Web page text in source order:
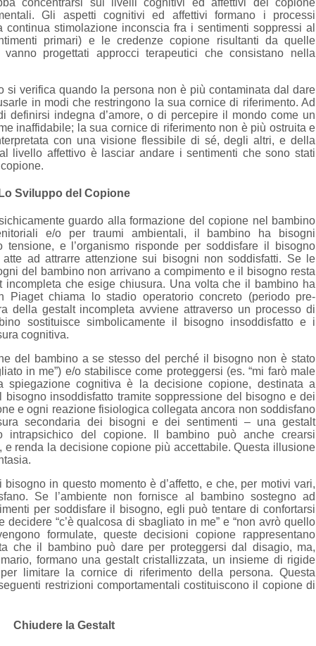
Gli aspetti cognitivi ed affettivi formano i processi
stimolazione inconscia fra i sentimenti soppressi al
primari) e le credenze copione risultanti da quelle
progettati approcci terapeutici che consistano nella
si verifica quando la persona non è più contaminata dal dare
in modi che restringono la sua cornice di riferimento. Ad
definirsi indegna d’amore, o di percepire il mondo come un
inaffidabile; la sua cornice di riferimento non è più ostruita e
con una visione flessibile di sé, degli altri, e della
livello affettivo è lasciar andare i sentimenti che sono stati
Lo Sviluppo del Copione
guardo alla formazione del copione nel bambino
e/o per traumi ambientali, il bambino ha bisogni
tensione, e l’organismo risponde per soddisfare il bisogno
atte ad attrarre attenzione sui bisogni non soddisfatti. Se le
del bambino non arrivano a compimento e il bisogno resta
incompleta che esige chiusura. Una volta che il bambino ha
Piaget chiama lo stadio operatorio concreto (periodo pre-
della gestalt incompleta avviene attraverso un processo di
sostituisce simbolicamente il bisogno insoddisfatto e i
cognitiva.
del bambino a se stesso del perché il bisogno non è stato
in me”) e/o stabilisce come proteggersi (es. “mi farò male
spiegazione cognitiva è la decisione copione, destinata a
insoddisfatto tramite soppressione del bisogno e dei
e ogni reazione fisiologica collegata ancora non soddisfano
secondaria dei bisogni e dei sentimenti – una gestalt
del copione. Il bambino può anche crearsi
e renda la decisione copione più accettabile. Questa illusione
in questo momento è d’affetto, e che, per motivi vari,
Se l’ambiente non fornisce al bambino sostegno ad
per soddisfare il bisogno, egli può tentare di confortarsi
“c’è qualcosa di sbagliato in me” e “non avrò quello
formulate, queste decisioni copione rappresentano
che il bambino può dare per proteggersi dal disagio, ma,
formano una gestalt cristallizzata, un insieme di rigide
limitare la cornice di riferimento della persona. Questa
restrizioni comportamentali costituiscono il copione di
Chiudere la Gestalt